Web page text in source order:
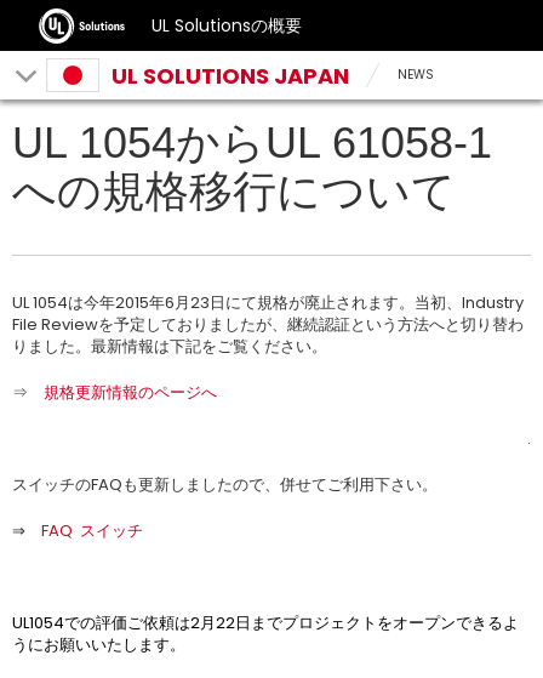
UL Solutionsの概要
UL SOLUTIONS JAPAN NEWS
UL 1054からUL 61058-1
への規格移行について
UL 1054は今年2015年6月23日にて規格が廃止されます。当初、Industry
File Reviewを予定しておりましたが、継続認証という方法へと切り替わ
りました。最新情報は下記をご覧ください。
⇒ 規格更新情報のページへ
.
スイッチのFAQも更新しましたので、併せてご利用下さい。
⇒ FAQ スイッチ
UL1054での評価ご依頼は2月22日までプロジェクトをオープンできるよ
うにお願いいたします。